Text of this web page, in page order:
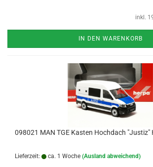
inkl.
IN DEN WARENKORB
098021 MAN TGE Kasten Hochdach "Justiz"
Lieferzeit: ca. 1 Woche (Ausland abweichend)